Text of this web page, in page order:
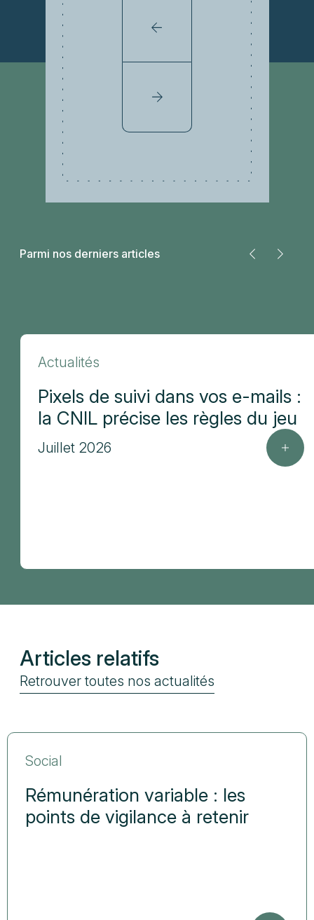
Parmi nos derniers articles
Actualités
Pixels de suivi dans vos e-mails :
la CNIL précise les règles du jeu
Juillet 2026
Articles relatifs
Retrouver toutes nos actualités
Social
Rémunération variable : les
points de vigilance à retenir